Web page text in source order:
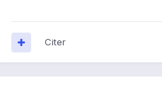
Citer